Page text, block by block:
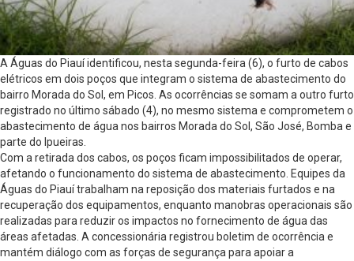
A Águas do Piauí identificou, nesta segunda-feira (6), o furto de cabos
elétricos em dois poços que integram o sistema de abastecimento do
bairro Morada do Sol, em Picos. As ocorrências se somam a outro furto
registrado no último sábado (4), no mesmo sistema e comprometem o
abastecimento de água nos bairros Morada do Sol, São José, Bomba e
parte do Ipueiras.
Com a retirada dos cabos, os poços ficam impossibilitados de operar,
afetando o funcionamento do sistema de abastecimento. Equipes da
Águas do Piauí trabalham na reposição dos materiais furtados e na
recuperação dos equipamentos, enquanto manobras operacionais são
realizadas para reduzir os impactos no fornecimento de água das
áreas afetadas. A concessionária registrou boletim de ocorrência e
mantém diálogo com as forças de segurança para apoiar a